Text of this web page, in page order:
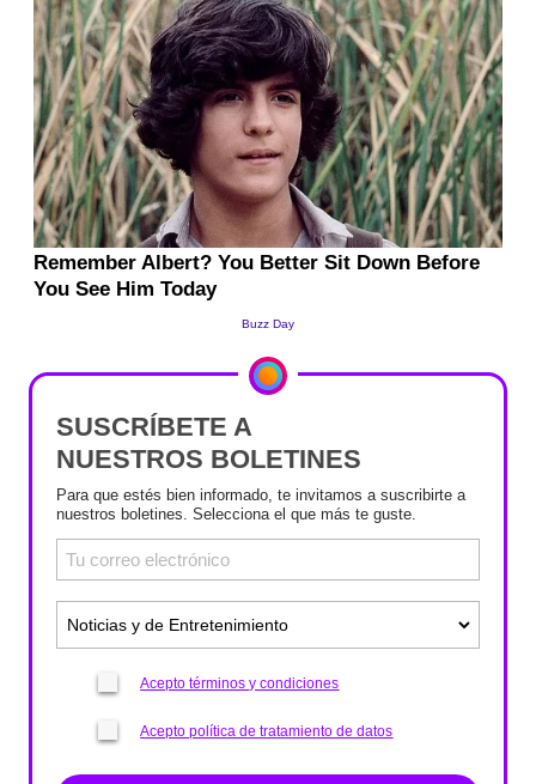
SUSCRÍBETE A
NUESTROS BOLETINES
Para que estés bien informado, te invitamos a suscribirte a
nuestros boletines. Selecciona el que más te guste.
Acepto términos y condiciones
Acepto política de tratamiento de datos